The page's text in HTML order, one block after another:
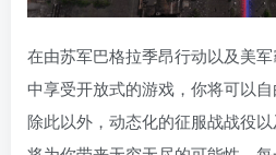
在由苏军巴格拉季昂行动以及美
中享受开放式的游戏，你将可以
除此以外，动态化的征服战战役